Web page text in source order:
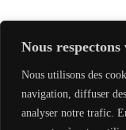
Nous
Nous utilisons des
navigation, diffuser
analyser notre trafic.